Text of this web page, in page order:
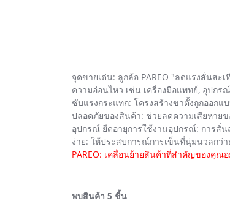
จุดขายเด่น: ลูกล้อ PAREO "ลดแรงสั่นส
ความอ่อนไหว เช่น เครื่องมือแพทย์, อุปก
ซับแรงกระแทก: โครงสร้างขาตั้งถูกออก
ปลอดภัยของสินค้า: ช่วยลดความเสียหาย
อุปกรณ์ ยืดอายุการใช้งานอุปกรณ์: การสั่
ง่าย: ให้ประสบการณ์การเข็นที่นุ่มนวลกว่
PAREO: เคลื่อนย้ายสินค้าที่สำคัญของคุณ
พบสินค้า 5 ชิ้น